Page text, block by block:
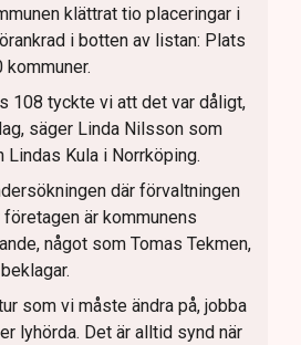
klättrat tio placeringar i
i botten av listan: Plats
108 tyckte vi att det var dåligt,
säger Linda Nilsson som
Lindas Kula i Norrköping.
där förvaltningen
är kommunens
något som Tomas Tekmen,
som vi måste ändra på, jobba
lyhörda. Det är alltid synd när